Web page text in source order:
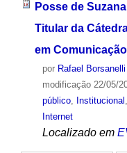
Posse de
Titular da
em
por Rafael Borsanelli
modificação22/05/
público, Institucional ,
Internet
Localizado em